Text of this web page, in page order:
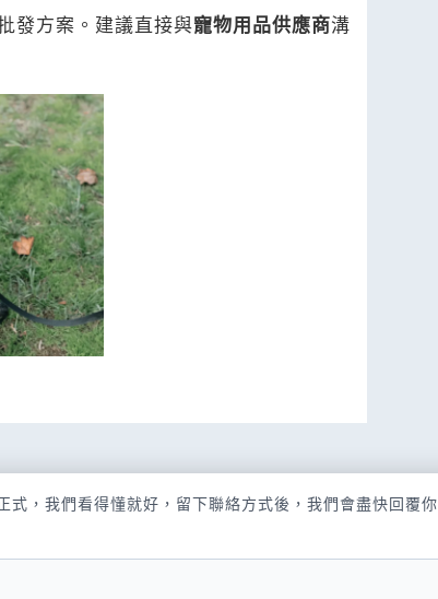
發方案。建議直接與寵物用品供應商溝
，我們看得懂就好，留下聯絡方式後，我們會盡快回覆你